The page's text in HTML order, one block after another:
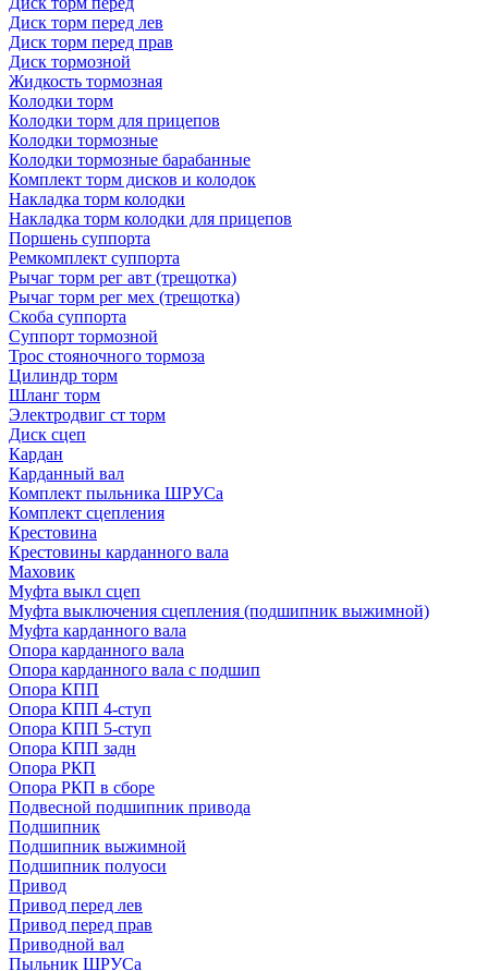
Диск торм перед лев
Диск торм перед прав
Диск тормозной
Жидкость тормозная
Колодки торм
Колодки торм для прицепов
Колодки тормозные
Колодки тормозные барабанные
Комплект торм дисков и колодок
Накладка торм колодки
Накладка торм колодки для прицепов
Поршень суппорта
Ремкомплект суппорта
Рычаг торм рег авт (трещотка)
Рычаг торм рег мех (трещотка)
Скоба суппорта
Суппорт тормозной
Трос стояночного тормоза
Цилиндр торм
Шланг торм
Электродвиг ст торм
Диск сцеп
Кардан
Карданный вал
Комплект пыльника ШРУСа
Комплект сцепления
Крестовина
Крестовины карданного вала
Маховик
Муфта выкл сцеп
Муфта выключения сцепления (подшипник выжимной)
Муфта карданного вала
Опора карданного вала
Опора карданного вала с подшип
Опора КПП
Опора КПП 4-ступ
Опора КПП 5-ступ
Опора КПП задн
Опора РКП
Опора РКП в сборе
Подвесной подшипник привода
Подшипник
Подшипник выжимной
Подшипник полуоси
Привод
Привод перед лев
Привод перед прав
Приводной вал
Пыльник ШРУСа